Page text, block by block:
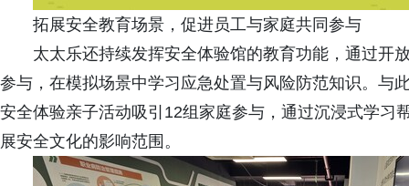
拓展安全教育场景，促进员工与家庭共同参与
太太乐还持续发挥安全体验馆的教育功能，通过开
参与，在模拟场景中学习应急处置与风险防范知识。与
安全体验亲子活动吸引12组家庭参与，通过沉浸式学习
展安全文化的影响范围。